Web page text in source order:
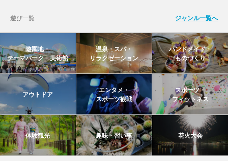
遊び一覧 ジャンル一覧へ
遊園地・
テーマパーク・美術館
温泉・スパ・
リラクゼーション
ハンドメイド・
ものづくり
アウトドア
エンタメ・
スポーツ観戦
スポーツ・
フィットネス
体験観光 趣味・習い事 花火大会